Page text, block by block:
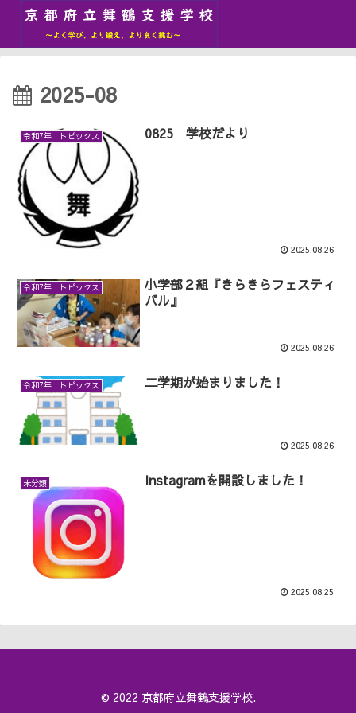
2025-08
令和7年 トピックス 0825 学校だより
2025.08.26
令和7年 トピックス
小学部２組『きらきらフェスティ
バル』
2025.08.26
令和7年 トピックス 二学期が始まりました！
2025.08.26
未分類 Instagramを開設しました！
2025.08.25
© 2022 京都府立舞鶴支援学校.